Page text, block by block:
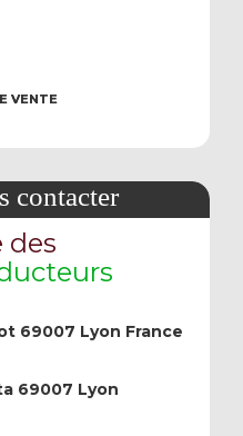
VENTE
contacter
des
69007 Lyon France
69007 Lyon